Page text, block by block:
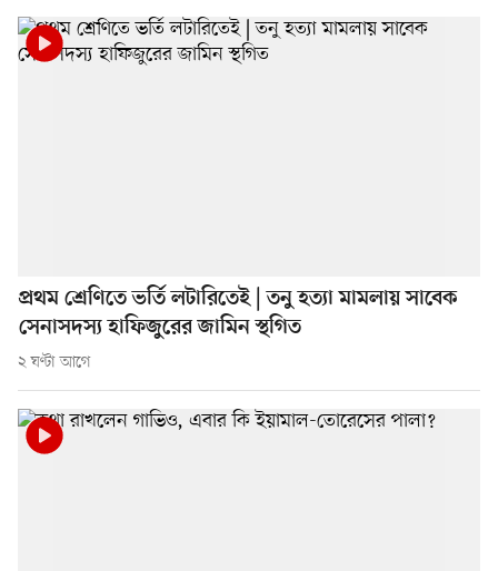
প্রথম শ্রেণিতে ভর্তি লটারিতেই | তনু হত্যা মামলায় সাবেক
সেনাসদস্য হাফিজুরের জামিন স্থগিত
২ ঘণ্টা আগে